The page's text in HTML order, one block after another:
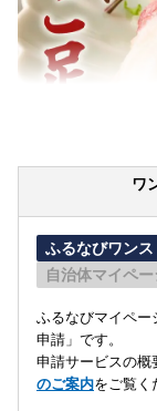
ワ
ふるなびワン
自治体マイペー
ふるなびマイペー
申請」です。
申請サービスの概
のご案内をご覧く